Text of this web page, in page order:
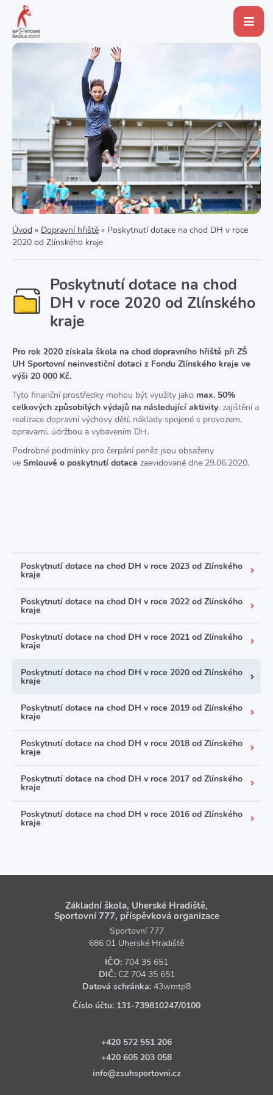
Úvod » Dopravní hřiště » Poskytnutí dotace na chod DH v roce
2020 od Zlínského kraje
Poskytnutí dotace na chod
DH v roce 2020 od Zlínského
kraje
Pro rok 2020 získala škola na chod dopravního hřiště při ZŠ
UH Sportovní neinvestiční dotaci z Fondu Zlínského kraje ve
výši 20 000 Kč.
Tyto finanční prostředky mohou být využity jako max. 50%
celkových způsobilých výdajů na následující aktivity: zajištění a
realizace dopravní výchovy dětí, náklady spojené s provozem,
opravami, údržbou a vybavením DH.
Podrobné podmínky pro čerpání peněz jsou obsaženy
ve Smlouvě o poskytnutí dotace zaevidované dne 29.06.2020.
Poskytnutí dotace na chod DH v roce 2023 od Zlínského
kraje
Poskytnutí dotace na chod DH v roce 2022 od Zlínského
kraje
Poskytnutí dotace na chod DH v roce 2021 od Zlínského
kraje
Poskytnutí dotace na chod DH v roce 2020 od Zlínského
kraje
Poskytnutí dotace na chod DH v roce 2019 od Zlínského
kraje
Poskytnutí dotace na chod DH v roce 2018 od Zlínského
kraje
Poskytnutí dotace na chod DH v roce 2017 od Zlínského
kraje
Poskytnutí dotace na chod DH v roce 2016 od Zlínského
kraje
Základní škola, Uherské Hradiště,
Sportovní 777, příspěvková organizace
Sportovní 777
686 01 Uherské Hradiště
IČO: 704 35 651
DIČ: CZ 704 35 651
Datová schránka: 43wmtp8
Číslo účtu: 131‑739810247/0100
+420 572 551 206
+420 605 203 058
info@zsuhsportovni.cz